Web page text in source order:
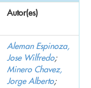
Autor(es)
Aleman Espinoza,
Jose Wilfredo;
Minero Chavez,
Jorge Alberto;